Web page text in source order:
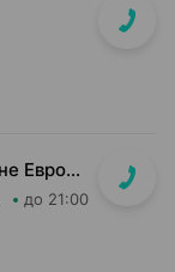
ул. Есенина, д. 76-1 (ТЦ Maximus, в м-не Евроопт Super)
до 21:00